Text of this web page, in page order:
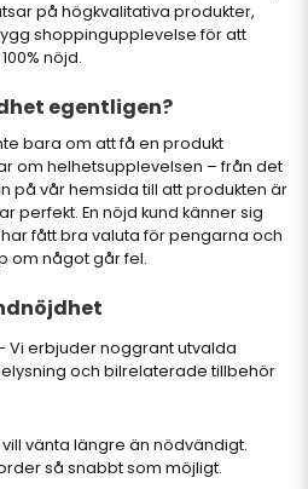
på högkvalitativa produkter,
shoppingupplevelse för att
nöjd.
egentligen?
bara om att få en produkt
om helhetsupplevelsen – från det
på vår hemsida till att produkten är
perfekt. En nöjd kund känner sig
fått bra valuta för pengarna och
om något går fel.
Vi erbjuder noggrant utvalda
och bilrelaterade tillbehör
vänta längre än nödvändigt.
så snabbt som möjligt.